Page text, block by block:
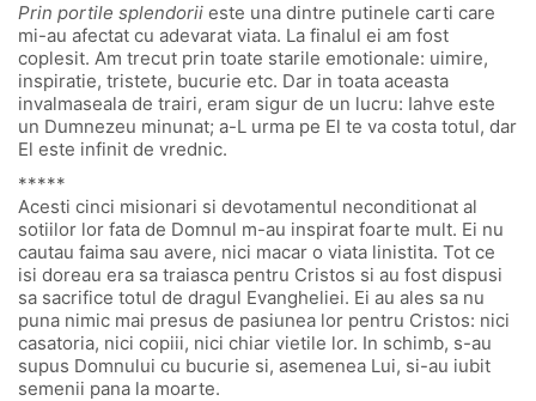
Prin portile splendorii este una dintre putinele carti care
mi-au afectat cu adevarat viata. La finalul ei am fost
coplesit. Am trecut prin toate starile emotionale: uimire,
inspiratie, tristete, bucurie etc. Dar in toata aceasta
invalmaseala de trairi, eram sigur de un lucru: Iahve este
un Dumnezeu minunat; a-L urma pe El te va costa totul, dar
El este infinit de vrednic.
*****
Acesti cinci misionari si devotamentul neconditionat al
sotiilor lor fata de Domnul m-au inspirat foarte mult. Ei nu
cautau faima sau avere, nici macar o viata linistita. Tot ce
isi doreau era sa traiasca pentru Cristos si au fost dispusi
sa sacrifice totul de dragul Evangheliei. Ei au ales sa nu
puna nimic mai presus de pasiunea lor pentru Cristos: nici
casatoria, nici copiii, nici chiar vietile lor. In schimb, s-au
supus Domnului cu bucurie si, asemenea Lui, si-au iubit
semenii pana la moarte.